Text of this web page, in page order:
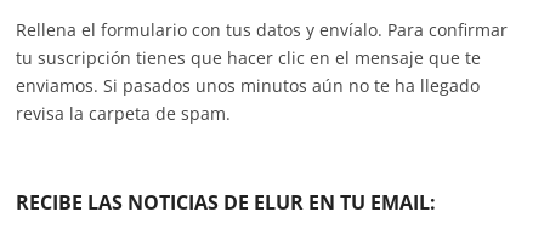
Rellena el formulario con tus datos y envíalo. Para confirmar
tu suscripción tienes que hacer clic en el mensaje que te
enviamos. Si pasados unos minutos aún no te ha llegado
revisa la carpeta de spam.
RECIBE LAS NOTICIAS DE ELUR EN TU EMAIL: